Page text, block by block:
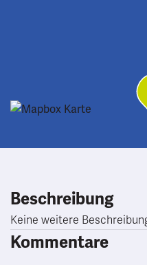
Beschreibung
Keine weitere
Kommentare